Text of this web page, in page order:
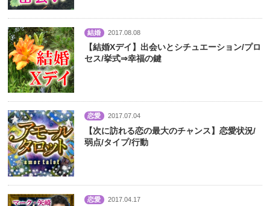
結婚 2017.08.08
【結婚Xデイ】出会いとシチュエーション/プロ
セス/挙式⇒幸福の鍵
恋愛 2017.07.04
【次に訪れる恋の最大のチャンス】恋愛状況/
弱点/タイプ/行動
恋愛 2017.04.17